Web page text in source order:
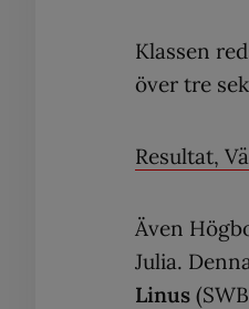
Klassen
över tre
Resultat,
Även
Julia.
Linus